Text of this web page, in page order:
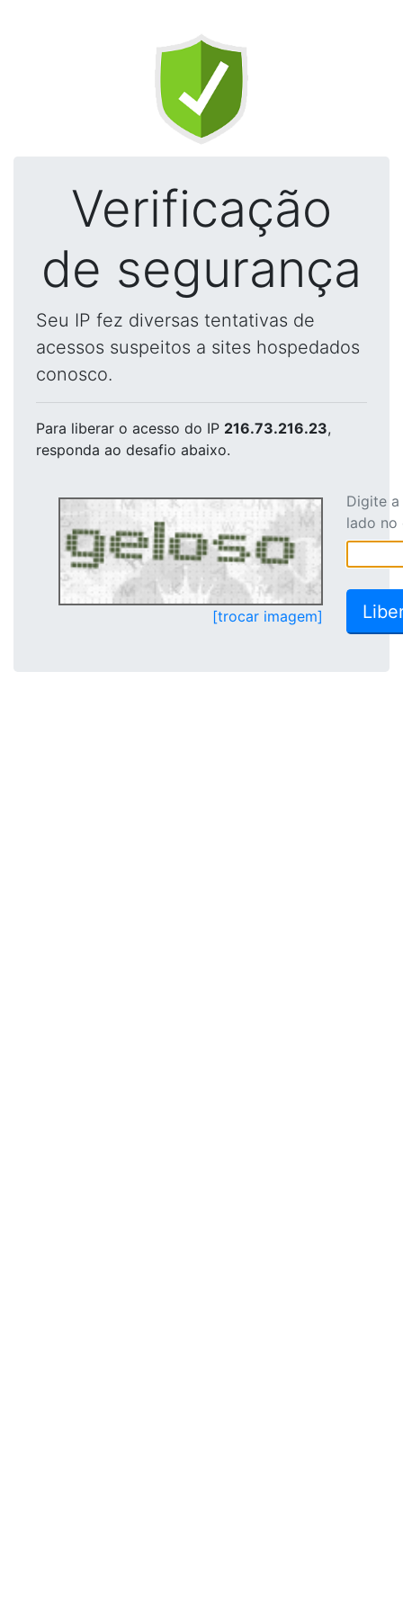
Verificação
de segurança
Seu IP fez diversas tentativas de
acessos suspeitos a sites hospedados
conosco.
Para liberar o acesso do IP 216.73.216.23,
responda ao desafio abaixo.
[trocar imagem]
Digite
lado no